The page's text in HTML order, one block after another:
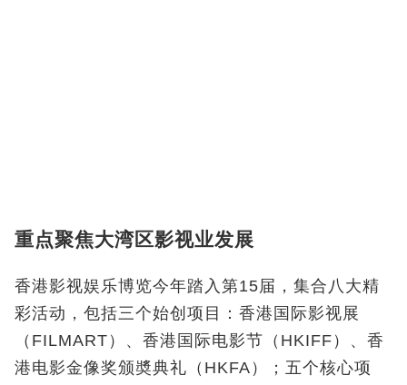
重点聚焦大湾区影视业发展
香港影视娱乐博览今年踏入第15届，集合八大精
彩活动，包括三个始创项目：香港国际影视展
（FILMART）、香港国际电影节（HKIFF）、香
港电影金像奖颁奬典礼（HKFA）；五个核心项